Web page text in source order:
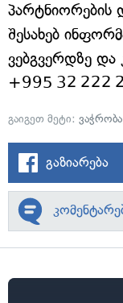
პარტნიორების
შესახებ
ვებგვერდზე და
+995 32 222
გაიგეთ მეტი: ვაჭრობა
გაზიარება